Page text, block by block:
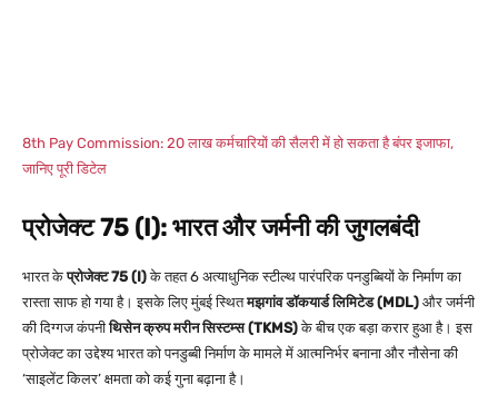
8th Pay Commission: 20 लाख कर्मचारियों की सैलरी में हो सकता है बंपर इजाफा,
जानिए पूरी डिटेल
प्रोजेक्ट 75 (I): भारत और जर्मनी की जुगलबंदी
भारत केप्रोजेक्ट 75 (I)के तहत 6 अत्याधुनिक स्टील्थ पारंपरिक पनडुब्बियों के निर्माण का
रास्ता साफ हो गया है। इसके लिए मुंबई स्थितमझगांव डॉकयार्ड लिमिटेड (MDL) और जर्मनी
की दिग्गज कंपनीथिसेन क्रुप मरीन सिस्टम्स (TKMS)के बीच एक बड़ा करार हुआ है। इस
प्रोजेक्ट का उद्देश्य भारत को पनडुब्बी निर्माण के मामले में आत्मनिर्भर बनाना और नौसेना की
‘साइलेंट किलर’ क्षमता को कई गुना बढ़ाना है।